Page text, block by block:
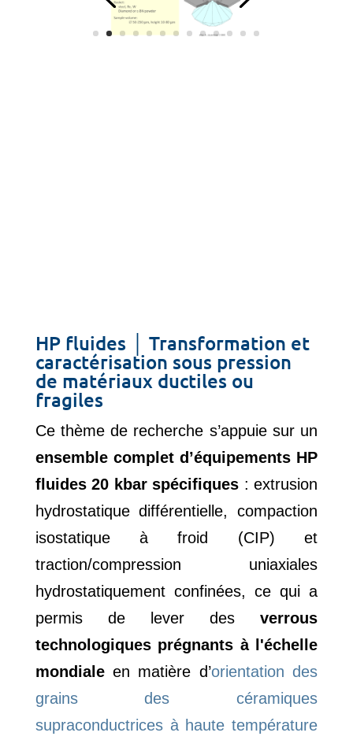
HP fluides │ Transformation et
caractérisation sous pression
de matériaux ductiles ou
fragiles
Ce thème de recherche s’appuie sur un
ensemble complet d’équipements HP
fluides 20 kbar spécifiques : extrusion
hydrostatique différentielle, compaction
isostatique à froid (CIP) et
traction/compression uniaxiales
hydrostatiquement confinées, ce qui a
permis de lever desverrous
technologiques prégnants à l'échelle
mondialeen matière d’orientation des
grains des céramiques
supraconductrices à haute température